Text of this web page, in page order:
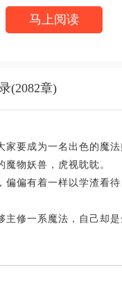
马上阅读
(2082章)
够主修一系魔法，自己却